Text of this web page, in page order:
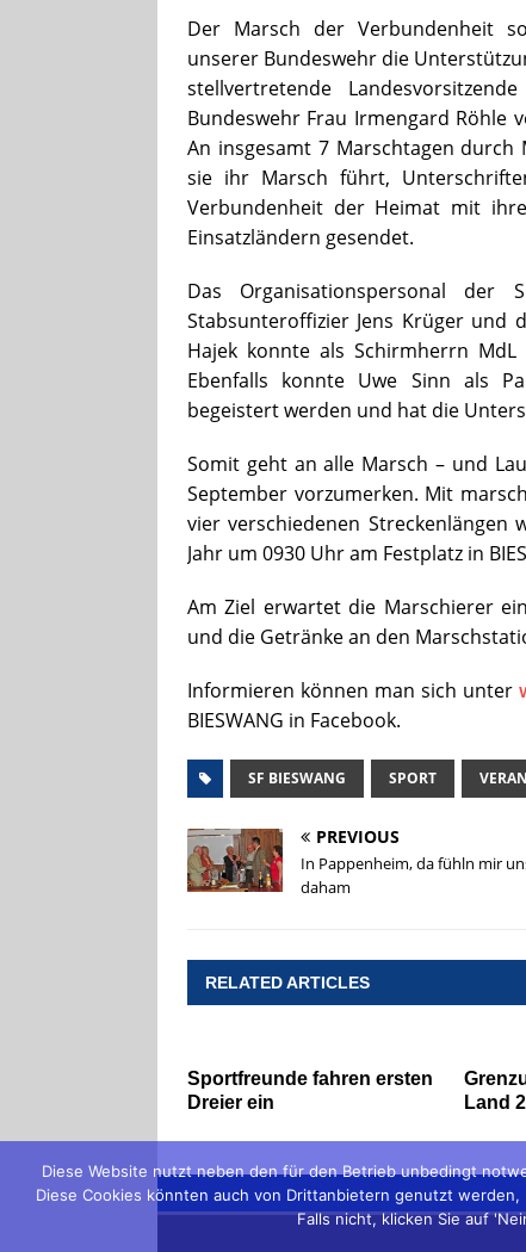
Der Marsch der Verbundenheit
unserer Bundeswehr die
stellvertretende
Bundeswehr Frau Irmengard Röhle
An insgesamt 7 Marschtagen
sie ihr Marsch führt,
Verbundenheit der Heimat mit
Einsatzländern gesendet.
Das Organisationspersonal der
Stabsunteroffizier Jens Krüger und
Hajek konnte als Schirmherrn
Ebenfalls konnte Uwe Sinn als
begeistert werden und hat die
Somit geht an alle Marsch – und
September vorzumerken. Mit
vier verschiedenen Streckenlängen
Jahr um 0930 Uhr am Festplatz in
Am Ziel erwartet die Marschierer
und die Getränke an den
Informieren können man sich unter
BIESWANG in Facebook.
SF BIESWANG SPORT
PREVIOUS
In Pappenheim, da fühln mir
daham
RELATED ARTICLES
Sportfreunde fahren ersten
Dreier ein
Land
Diese Website nutzt neben den für den Betrieb unbedingt
Diese Cookies könnten auch von Drittanbietern genutzt
Falls nicht, klicken Sie auf